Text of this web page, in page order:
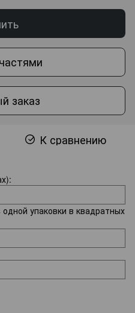
заказ
К сравнению
упаковки в квадратных